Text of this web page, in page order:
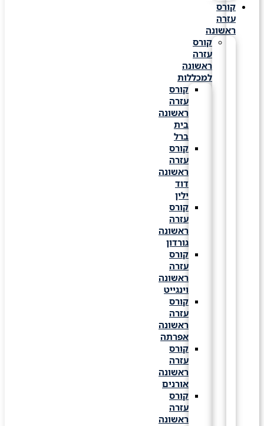
קורס
עזרה
ראשונה
קורס
עזרה
ראשונה
למכללות
קורס
עזרה
ראשונה
קורס
עזרה
ראשונה
קורס
עזרה
ראשונה
גורדון
קורס
עזרה
ראשונה
וינגייט
קורס
עזרה
ראשונה
אפרתה
קורס
עזרה
ראשונה
אורנים
קורס
עזרה
ראשונה